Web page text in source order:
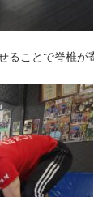
ることで脊椎が